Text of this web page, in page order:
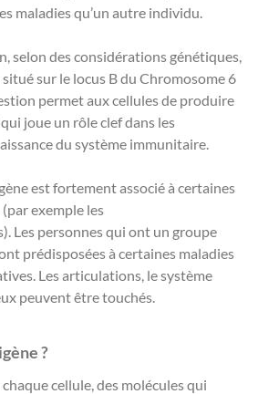
maladies qu’un autre individu.
selon des considérations génétiques,
sur le locus B du Chromosome 6
permet aux cellules de produire
joue un rôle clef dans les
du système immunitaire.
est fortement associé à certaines
exemple les
Les personnes qui ont un groupe
prédisposées à certaines maladies
Les articulations, le système
peuvent être touchés.
?
cellule, des molécules qui